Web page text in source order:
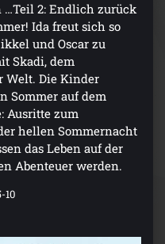
…Teil 2: Endlich zurück
Ida freut sich so
und Oscar zu
Skadi, dem
Welt. Die Kinder
Sommer auf dem
Ausritte zum
hellen Sommernacht
das Leben auf der
Abenteuer werden.
10